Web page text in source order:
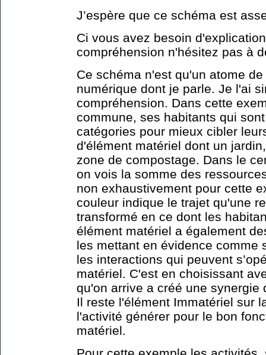
J’espère que ce schéma est
Ci vous avez besoin
compréhension n'hésitez pas à
Ce schéma n'est qu'un atome
numérique dont je parle. Je l'ai
compréhension. Dans cette
commune, ses habitants qui
catégories pour mieux cibler
d'élément matériel dont un
zone de compostage. Dans le
on vois la somme des
non exhaustivement pour cette
couleur indique le trajet qu'une
transformé en ce dont les
élément matériel a également
les mettant en évidence comme
les interactions qui peuvent
matériel. C'est en choisissant
qu'on arrive a créé une
Il reste l'élément Immatériel sur
l'activité générer pour le bon
matériel.